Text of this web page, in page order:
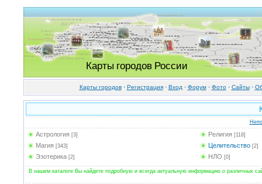
Карты городов России
Карты городов· Регистрация· Вход · Форум· Фото· Cайты·
Астрология [3] Религия [118]
Магия [343] Целительство [2]
Эзотерика [2] НЛО [0]
В нашем каталоге Вы найдете подробную и всегда актуальную информацию о различных